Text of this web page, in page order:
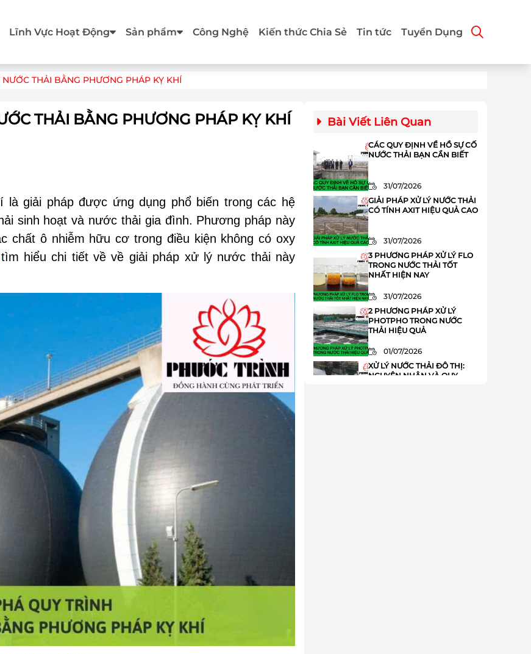
Lĩnh Vực Hoạt Động Sản phẩm Công Nghệ Kiến thức Chia Sẻ Tin tức Tuyển Dụng
THẢI BẰNG PHƯƠNG PHÁP KỴ KHÍ
THẢI BẰNG PHƯƠNG PHÁP KỴ KHÍ
giải pháp được ứng dụng phổ biến trong các hệ
sinh hoạt và nước thải gia đình. Phương pháp này
chất ô nhiễm hữu cơ trong điều kiện không có oxy
tìm hiểu chi tiết về về giải pháp xử lý nước thải này
Bài Viết Liên Quan
CÁC QUY ĐỊNH VỀ HỒ SỰ CỐ
NƯỚC THẢI BẠN CẦN BIẾT
31/07/2026
GIẢI PHÁP XỬ LÝ NƯỚC THẢI
CÓ TÍNH AXIT HIỆU QUẢ CAO
31/07/2026
3 PHƯƠNG PHÁP XỬ LÝ FLO
TRONG NƯỚC THẢI TỐT
NHẤT HIỆN NAY
31/07/2026
2 PHƯƠNG PHÁP XỬ LÝ
PHOTPHO TRONG NƯỚC
THẢI HIỆU QUẢ
01/07/2026
XỬ LÝ NƯỚC THẢI ĐÔ THỊ:
NGUYÊN NHÂN VÀ QUY